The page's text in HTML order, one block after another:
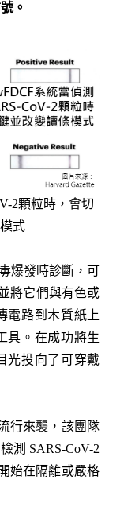
。
2顆粒時，會切
式
爆發時診斷，可
將它們與有色或
電路到木質紙上
具。在成功將生
光投向了可穿戴
行來襲，該團隊
測 SARS-CoV-2
始在隔離或嚴格